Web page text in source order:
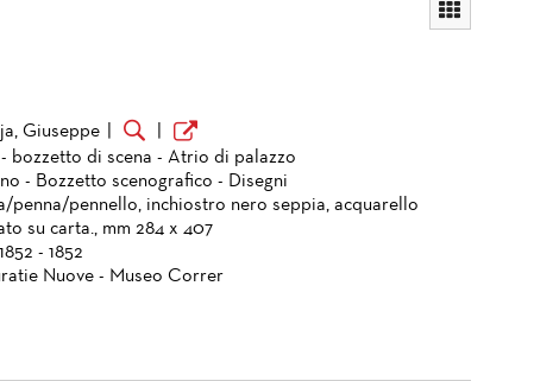
Giuseppe
bozzetto di scena - Atrio di palazzo
- Bozzetto scenografico - Disegni
penna/pennello, inchiostro nero seppia, acquarello
su carta., mm 284 x 407
- 1852
Nuove - Museo Correr